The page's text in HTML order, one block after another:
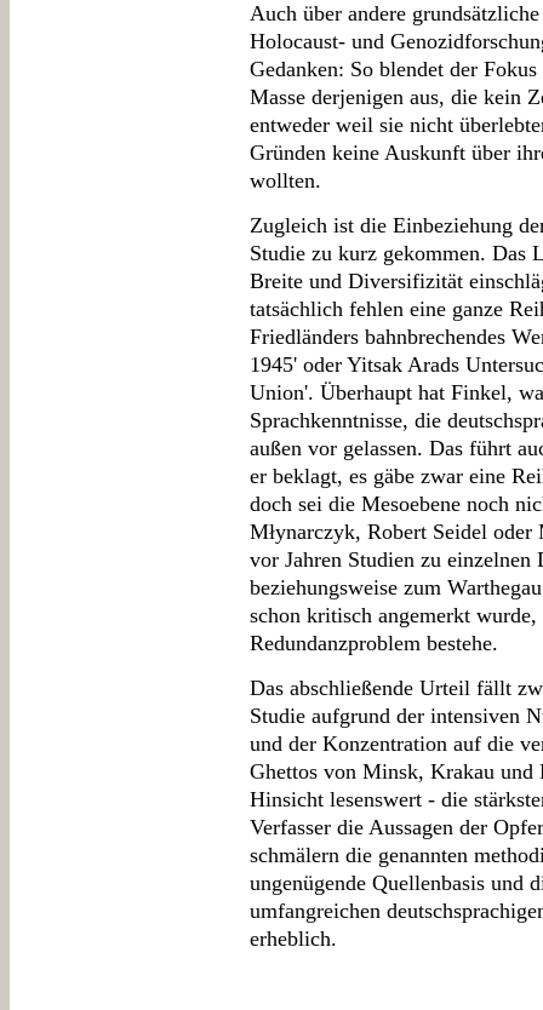
Auch über andere
Holocaust- und
Gedanken: So blendet der
Masse derjenigen aus, die kein
entweder weil sie nicht
Gründen keine Auskunft über
wollten.
Zugleich ist die Einbeziehung
Studie zu kurz gekommen. Das
Breite und Diversifizität
tatsächlich fehlen eine ganze
Friedländers bahnbrechendes
1945' oder Yitsak Arads
Union'. Überhaupt hat Finkel,
Sprachkenntnisse, die
außen vor gelassen. Das führt
er beklagt, es gäbe zwar eine
doch sei die Mesoebene noch
Młynarczyk, Robert Seidel
vor Jahren Studien zu einzelnen
beziehungsweise zum
schon kritisch angemerkt
Redundanzproblem bestehe.
Das abschließende Urteil fällt
Studie aufgrund der intensiven
und der Konzentration auf die
Ghettos von Minsk, Krakau und
Hinsicht lesenswert - die
Verfasser die Aussagen der
schmälern die genannten
ungenügende Quellenbasis und
umfangreichen
erheblich.